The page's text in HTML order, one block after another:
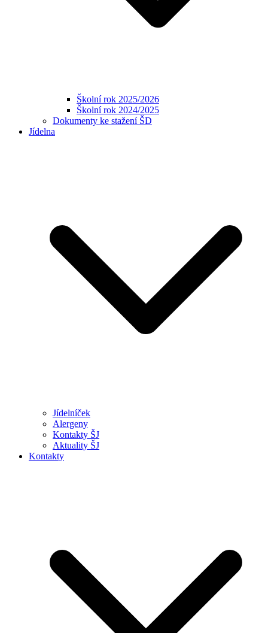
Školní rok 2025/2026
Školní rok 2024/2025
Dokumenty ke stažení ŠD
Jídelna
Jídelníček
Alergeny
Kontakty ŠJ
Aktuality ŠJ
Kontakty